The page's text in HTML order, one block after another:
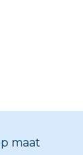
maat